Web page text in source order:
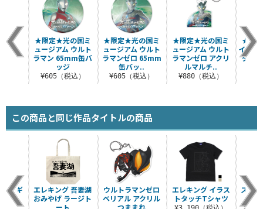
★限定★光の国ミ
ュージアム ウルト
ラマンゼロ 65mm
缶バッ..
¥605（税込）
★限定★光の国ミ
ュージアム ウルト
ラマンゼロ アクリ
ルマルチ..
¥880（税込）
★限
イヤホ
ダス
★限定★光の国ミ
ュージアム ウルト
ラマン 65mm缶バ
ッジ
¥605（税込）
この商品と同じ作品タイトルの商品
ウルトラマンゼロ
ベリアル アクリル
つままれ
エレキング イラス
トタッチTシャツ
スト
ダ
アギ
ツ
エレキング 吾妻湖
おみやげ ラージト
ート